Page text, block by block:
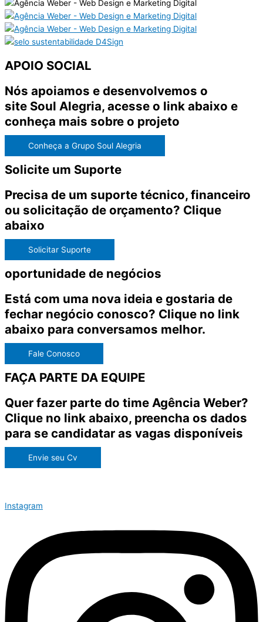
APOIO SOCIAL
Nós apoiamos e desenvolvemos o
site Soul Alegria, acesse o link abaixo e
conheça mais sobre o projeto
Conheça a Grupo Soul Alegria
Solicite um Suporte
Precisa de um suporte técnico, financeiro
ou solicitação de orçamento? Clique
abaixo
Solicitar Suporte
oportunidade de negócios
Está com uma nova ideia e gostaria de
fechar negócio conosco? Clique no link
abaixo para conversamos melhor.
Fale Conosco
FAÇA PARTE DA EQUIPE
Quer fazer parte do time Agência Weber?
Clique no link abaixo, preencha os dados
para se candidatar as vagas disponíveis
Envie seu Cv
Instagram